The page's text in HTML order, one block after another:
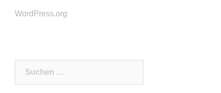
WordPress.org